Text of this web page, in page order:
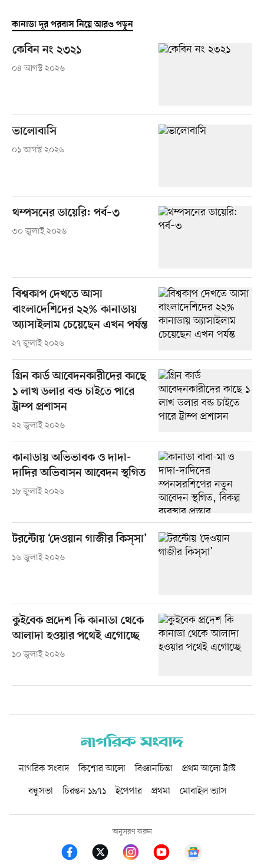
কানাডা দূর পরবাস নিয়ে আরও পড়ুন
কেবিন নং ২৩২১
০৪ আগস্ট ২০২৬
ভালোবাসি
০১ আগস্ট ২০২৬
থম্পসনের ডায়েরি: পর্ব–৩
৩০ জুলাই ২০২৬
বিশ্বকাপ দেখতে আসা
বাংলাদেশিদের ২২% কানাডায়
অ্যাসাইলাম চেয়েছেন এখন পর্যন্ত
২৭ জুলাই ২০২৬
গ্রিন কার্ড আবেদনকারীদের কাছে
১ লাখ ডলার বন্ড চাইতে পারে
ট্রাম্প প্রশাসন
২২ জুলাই ২০২৬
কানাডায় অভিভাবক ও দাদা-
দাদির অভিবাসন আবেদন স্থগিত
১৮ জুলাই ২০২৬
টরন্টোয় ‘দেওয়ান গাজীর কিস্‌সা’
১৬ জুলাই ২০২৬
কুইবেক প্রদেশ কি কানাডা থেকে
আলাদা হওয়ার পথেই এগোচ্ছে
১০ জুলাই ২০২৬
নাগরিক সংবাদ কিশোর আলো বিজ্ঞানচিন্তা
প্রথম আলো ট্রাস্ট
বন্ধুসভা
চিরন্তন ১৯৭১ ইপেপার প্রথমা মোবাইল ভ্যাস
অনুসরণ করুন